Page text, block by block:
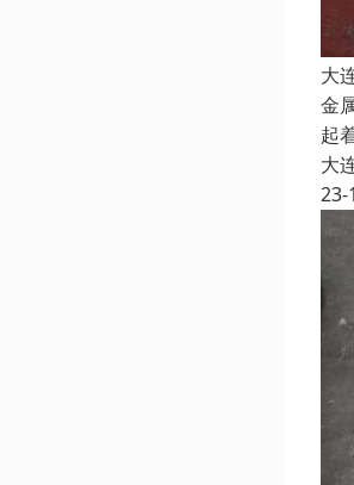
大
金
起
大
23-